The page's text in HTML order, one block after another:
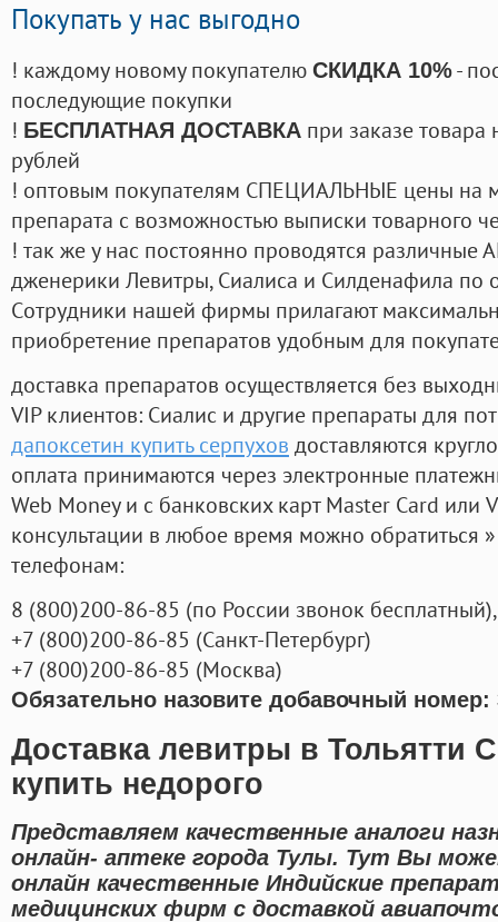
Покупать у нас выгодно
! каждому новому покупателю СКИДКА 10%-
последующие покупки
! БЕСПЛАТНАЯ ДОСТАВКА при заказе
рублей
! оптовым покупателям СПЕЦИАЛЬНЫЕ цены на
препарата с возможностью выписки товарного
! так же у нас постоянно проводятся
дженерики Левитры, Сиалиса и Силденафила по
Cотрудники нашей фирмы прилагают
приобретение препаратов удобным для
доставка препаратов осуществляется без
VIP клиентов: Сиалис и другие препараты для
дапоксетин купить серпухов доставляются
оплата принимаются через электронные
Web Money и с банковских карт Master Card или
консультации в любое время можно обратиться
телефонам:
8 (800)200-86-85 (по России звонок бесплатный),
+7 (800)200-86-85 (Санкт-Петербург)
+7 (800)200-86-85 (Москва)
Обязательно назовите добавочный номер:
Доставка левитры в Тольятти
купить недорого
Представляем качественные аналоги
онлайн- аптеке города Тулы. Тут Вы
онлайн качественные Индийские
медицинских фирм с доставкой